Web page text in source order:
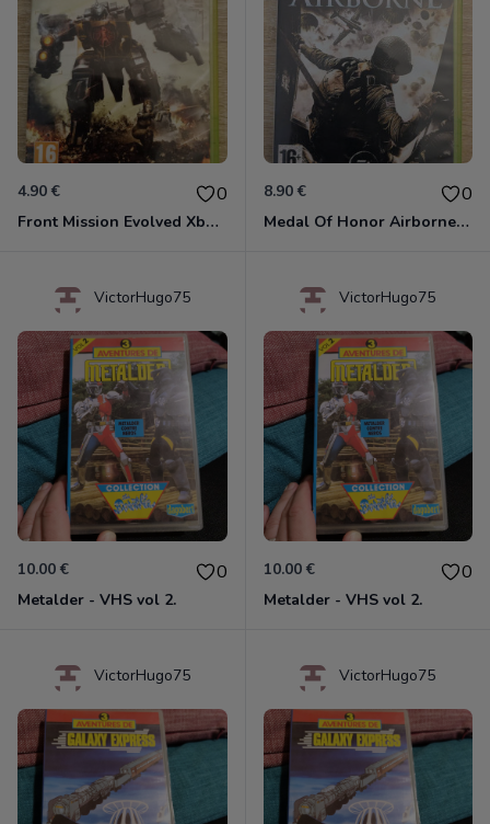
4.90 € 0
Front Mission Evolved Xbox 360
8.90 € 0
Medal Of Honor Airborne Xbox 360
VictorHugo75
10.00 € 0
Metalder - VHS vol 2.
VictorHugo75
10.00 € 0
Metalder - VHS vol 2.
VictorHugo75 VictorHugo75